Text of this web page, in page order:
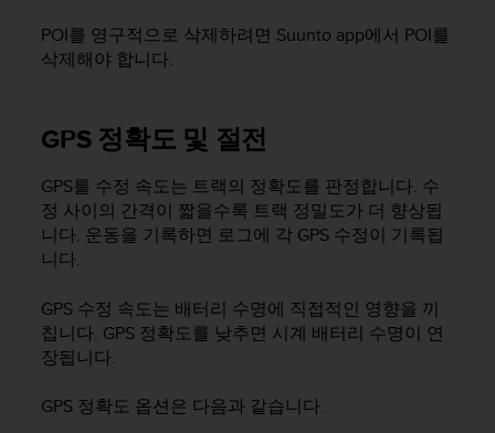
POI를 영구적으로 삭제하려면 Suunto app에서 POI를
삭제해야 합니다.
GPS 정확도 및 절전
GPS를 수정 속도는 트랙의 정확도를 판정합니다. 수
정 사이의 간격이 짧을수록 트랙 정밀도가 더 향상됩
니다. 운동을 기록하면 로그에 각 GPS 수정이 기록됩
니다.
GPS 수정 속도는 배터리 수명에 직접적인 영향을 끼
칩니다. GPS 정확도를 낮추면 시계 배터리 수명이 연
장됩니다.
GPS 정확도 옵션은 다음과 같습니다.